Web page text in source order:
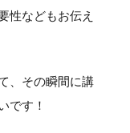
性などもお伝え
、その瞬間に講
です！